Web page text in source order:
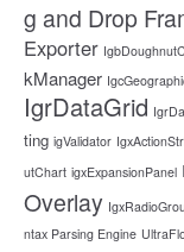
g and Drop
Exporter
kManager
IgrDataGrid
ting igValidator
utChart igxExpansionPanel
Overlay
ntax Parsing Engine